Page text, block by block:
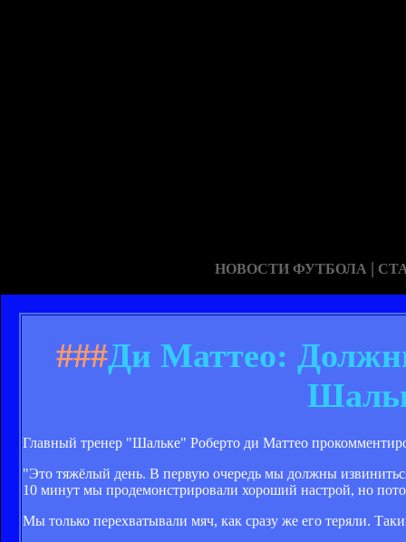
НОВОСТИ ФУТБОЛА |
###Ди Маттео:
Главный тренер "Шальке" Роберто ди Маттео
"Это тяжёлый день. В первую очередь мы должны
10 минут мы продемонстрировали хороший настрой, но
Мы только перехватывали мяч, как сразу же его теряли.